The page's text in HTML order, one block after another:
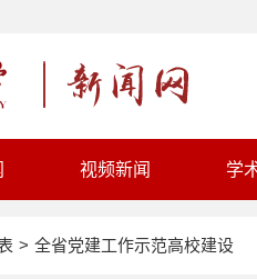
视频新闻 学
> 全省党建工作示范高校建设